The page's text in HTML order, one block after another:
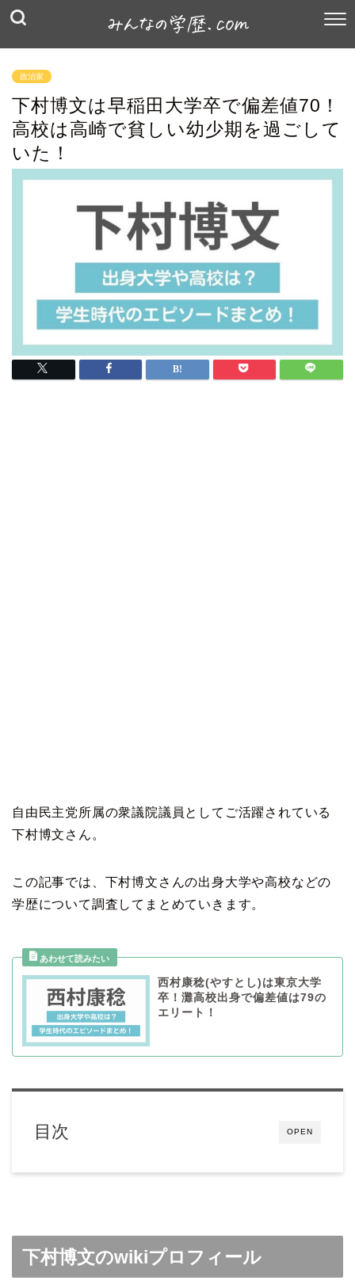
政治家
下村博文は早稲田大学卒で偏差値70！
高校は高崎で貧しい幼少期を過ごして
いた！
自由民主党所属の衆議院議員としてご活躍されている
下村博文さん。
この記事では、下村博文さんの出身大学や高校などの
学歴について調査してまとめていきます。
西村康稔(やすとし)は東京大学
卒！灘高校出身で偏差値は79の
エリート！
OPEN
目次
下村博文のwikiプロフィール